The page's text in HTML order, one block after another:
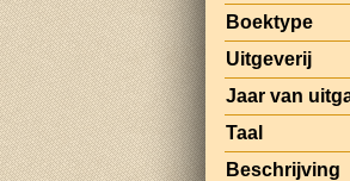
Boektype
Uitgeverij
Jaar van
Taal
Beschrijving